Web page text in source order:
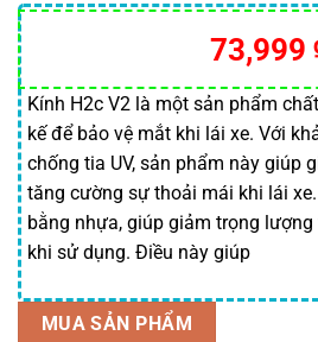
5.00trên 5
dựa trên
30
đánh giá
Giá
gốc
là:
73,999
Kính H2c V2 là một sản phẩm
kế để bảo vệ mắt khi lái xe. Với
chống tia UV, sản phẩm này giúp
tăng cường sự thoải mái khi lái
bằng nhựa, giúp giảm trọng
khi sử dụng. Điều này giúp
MUA SẢN PHẨM